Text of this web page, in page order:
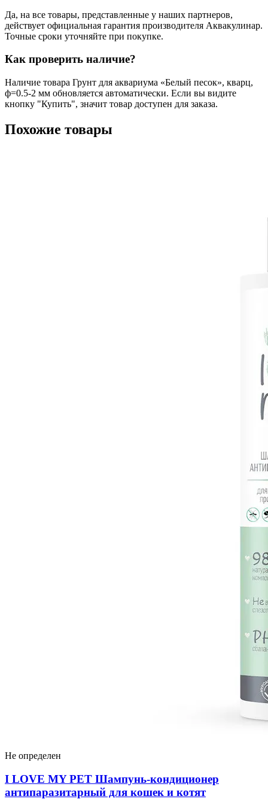
Да, на все товары, представленные у наших партнеров,
действует официальная гарантия производителя Аквакулинар.
Точные сроки уточняйте при покупке.
Как проверить наличие?
Наличие товара Грунт для аквариума «Белый песок», кварц,
ф=0.5-2 мм обновляется автоматически. Если вы видите
кнопку "Купить", значит товар доступен для заказа.
Похожие товары
Не определен
I LOVЕ MY PET Шампунь-кондиционер
антипаразитарный для кошек и котят